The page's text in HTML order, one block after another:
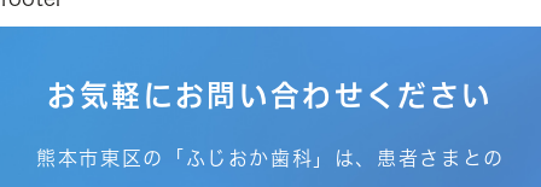
お気軽にお問い合わせください
熊本市東区の「ふじおか歯科」は、患者さまとの